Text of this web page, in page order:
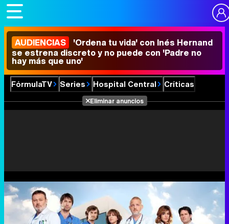
AUDIENCIAS 'Ordena tu vida' con Inés Hernand
se estrena discreto y no puede con 'Padre no
hay más que uno'
FórmulaTV Series Hospital Central Críticas
Eliminar anuncios